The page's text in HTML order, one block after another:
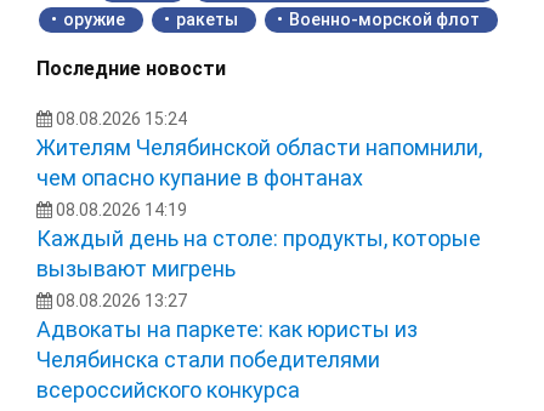
оружие ракеты Военно-морской флот
Последние новости
08.08.2026 15:24
Жителям Челябинской области напомнили,
чем опасно купание в фонтанах
08.08.2026 14:19
Каждый день на столе: продукты, которые
вызывают мигрень
08.08.2026 13:27
Адвокаты на паркете: как юристы из
Челябинска стали победителями
всероссийского конкурса